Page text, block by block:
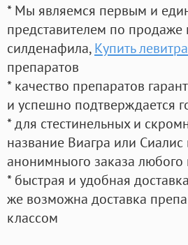
* Мы являемся первым и
представителем по
силденафила, Купить
препаратов
* качество препаратов
и успешно подтверждается
* для стестинельных и
название Виагра или
анонимныого заказа
* быстрая и удобная
же возможна доставка
классом